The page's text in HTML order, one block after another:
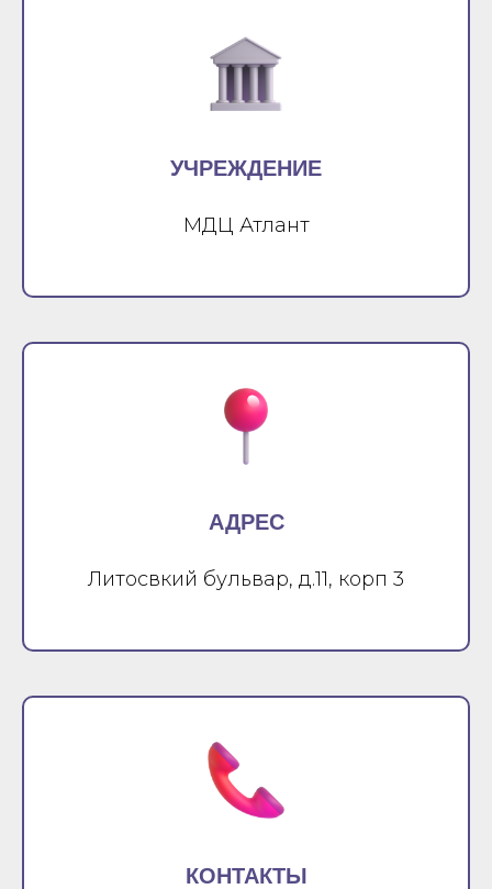
УЧРЕЖДЕНИЕ
МДЦ Атлант
АДРЕС
Литосвкий бульвар, д.11, корп 3
КОНТАКТЫ